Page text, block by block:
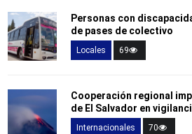
Personas con
de pases de colectivo
Locales 69
Cooperación regional
de El Salvador en
Internacionales 70